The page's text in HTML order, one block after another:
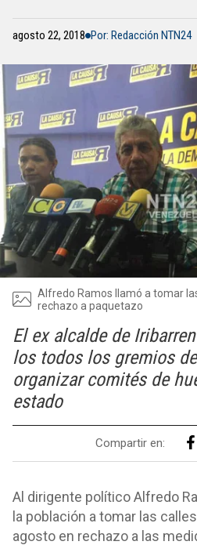
agosto 22, 2018 Por: Redacción NTN24
Alfredo Ramos llamó a tomar
rechazo a paquetazo
El ex alcalde de
los todos los gremios
organizar comités de
estado
Compartir en:
Al dirigente político Alfredo
la población a tomar las
agosto en rechazo a las